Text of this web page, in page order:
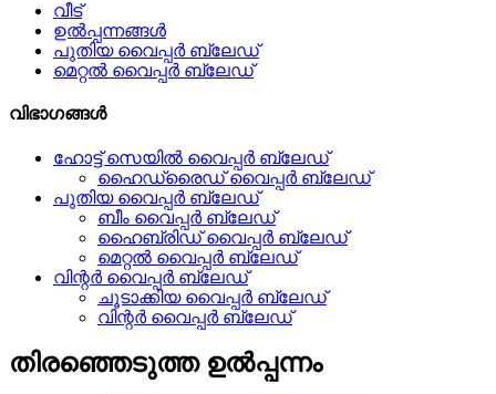
വീട്
ഉൽപ്പന്നങ്ങൾ
പുതിയ വൈപ്പർ ബ്ലേഡ്
മെറ്റൽ വൈപ്പർ ബ്ലേഡ്
വിഭാഗങ്ങൾ
ഹോട്ട് സെയിൽ വൈപ്പർ ബ്ലേഡ്
ഹൈഡ്രൈഡ് വൈപ്പർ ബ്ലേഡ്
പുതിയ വൈപ്പർ ബ്ലേഡ്
ബീം വൈപ്പർ ബ്ലേഡ്
ഹൈബ്രിഡ് വൈപ്പർ ബ്ലേഡ്
മെറ്റൽ വൈപ്പർ ബ്ലേഡ്
വിന്റർ വൈപ്പർ ബ്ലേഡ്
ചൂടാക്കിയ വൈപ്പർ ബ്ലേഡ്
വിന്റർ വൈപ്പർ ബ്ലേഡ്
തിരഞ്ഞെടുത്ത ഉൽപ്പന്നം